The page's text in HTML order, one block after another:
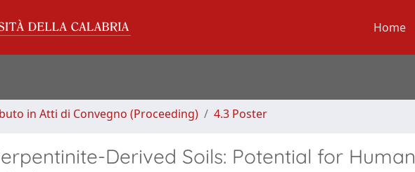
Home
in Atti di Convegno (Proceeding) 4.3 Poster
Derived Soils: Potential for Human